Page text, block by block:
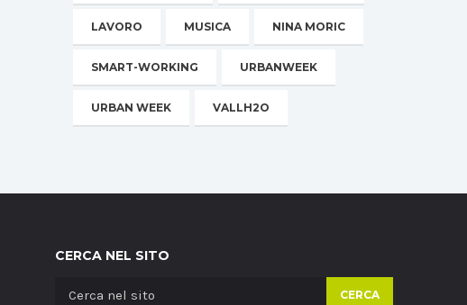
LAVORO MUSICA NINA MORIC
SMART-WORKING URBANWEEK
URBAN WEEK VALLH2O
CERCA NEL SITO
CERCA